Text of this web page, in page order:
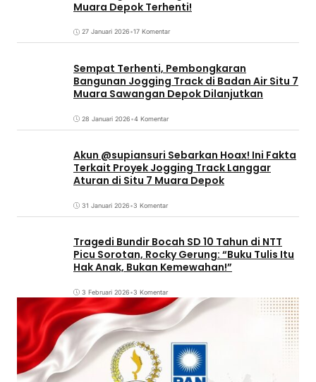
Muara Depok Terhenti!
27 Januari 2026•17 Komentar
Sempat Terhenti, Pembongkaran
Bangunan Jogging Track di Badan Air Situ 7
Muara Sawangan Depok Dilanjutkan
28 Januari 2026•4 Komentar
Akun @supiansuri Sebarkan Hoax! Ini Fakta
Terkait Proyek Jogging Track Langgar
Aturan di Situ 7 Muara Depok
31 Januari 2026•3 Komentar
Tragedi Bundir Bocah SD 10 Tahun di NTT
Picu Sorotan, Rocky Gerung: “Buku Tulis Itu
Hak Anak, Bukan Kemewahan!”
3 Februari 2026•3 Komentar